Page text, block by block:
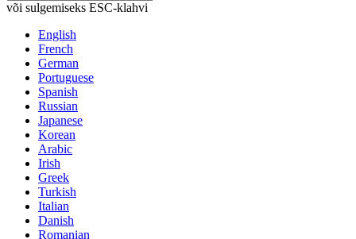
või sulgemiseks ESC-klahvi
English
French
German
Portuguese
Spanish
Russian
Japanese
Korean
Arabic
Irish
Greek
Turkish
Italian
Danish
Romanian